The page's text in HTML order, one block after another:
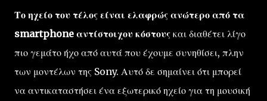
Το ηχείο του τέλος είναι ελαφρώς ανώτερο από τα
smartphone αντίστοιχου κόστους και διαθέτει λίγο
πιο γεμάτο ήχο από αυτά που έχουμε συνηθίσει, πλην
των μοντέλων της Sony. Αυτό δε σημαίνει ότι μπορεί
να αντικαταστήσει ένα εξωτερικό ηχείο για τη μουσική